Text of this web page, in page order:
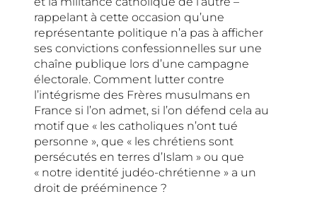
rappelant à cette occasion qu’une
représentante politique n’a pas à afficher
ses convictions confessionnelles sur une
chaîne publique lors d’une campagne
électorale. Comment lutter contre
l’intégrisme des Frères musulmans en
France si l’on admet, si l’on défend cela au
motif que « les catholiques n’ont tué
personne », que « les chrétiens sont
persécutés en terres d’Islam » ou que
« notre identité judéo-chrétienne » a un
droit de prééminence ?